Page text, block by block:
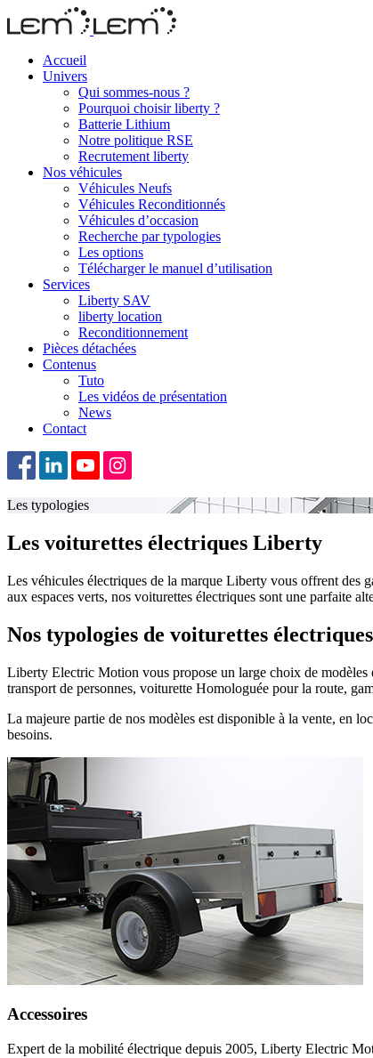
Accueil
Univers
Qui sommes-nous ?
Pourquoi choisir liberty ?
Batterie Lithium
Notre politique RSE
Recrutement liberty
Nos véhicules
Véhicules Neufs
Véhicules Reconditionnés
Véhicules d’occasion
Recherche par typologies
Les options
Télécharger le manuel d’utilisation
Services
Liberty SAV
liberty location
Reconditionnement
Pièces détachées
Contenus
Tuto
Les vidéos de présentation
News
Contact
Les typologies
Les voiturettes électriques Liberty
Les véhicules électriques de la marque Liberty vous offrent des
aux espaces verts, nos voiturettes électriques sont une parfaite
Nos typologies de voiturettes électriques
Liberty Electric Motion vous propose un large choix de modèles
transport de personnes, voiturette Homologuée pour la route,
La majeure partie de nos modèles est disponible à la vente, en
besoins.
Accessoires
Expert de la mobilité électrique depuis 2005, Liberty Electric